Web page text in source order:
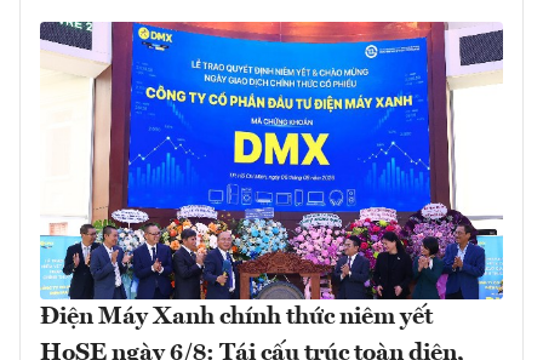
Điện Máy Xanh chính thức niêm yết
HoSE ngày 6/8: Tái cấu trúc toàn diện,